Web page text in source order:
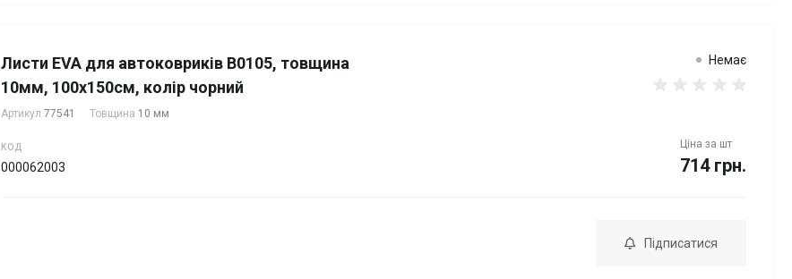
Листи EVA для автоковриків B0105, товщина
10мм, 100х150см, колір чорний
Артикул 77541 Товщина 10 мм
Немає
КОД
000062003
Ціна за шт
714 грн.
Підписатися